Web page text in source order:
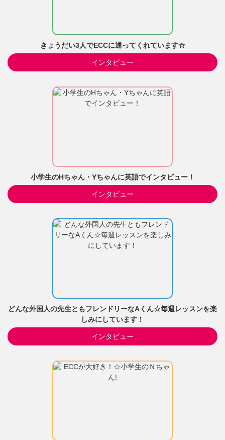
きょうだい3人でECCに通ってくれています☆
インタビュー
小学生のHちゃん・Yちゃんに英語でインタビュー！
インタビュー
どんな外国人の先生ともフレンドリーなAくん☆毎週レッスンを楽
しみにしています！
インタビュー